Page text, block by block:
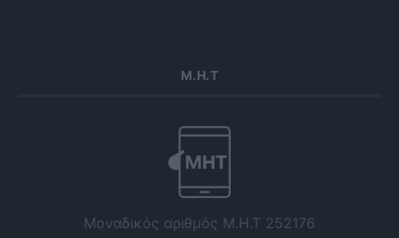
Μ.Η.Τ
Μοναδικός αριθμός Μ.Η.Τ 252176